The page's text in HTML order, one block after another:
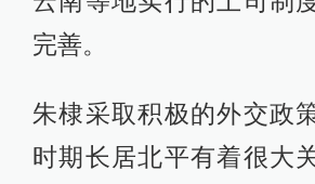
完善。
朱棣采取积极的外交政
时期长居北平有着很大